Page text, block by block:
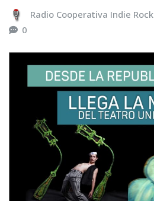
Radio Cooperativa Indie Rock
0